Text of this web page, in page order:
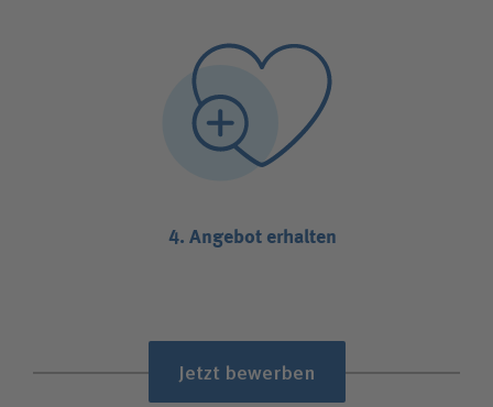
4. Angebot erhalten
Jetzt bewerben